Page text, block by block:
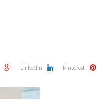
LinkedIn Pinterest